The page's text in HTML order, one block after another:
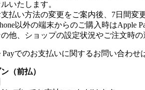
いたします。
支払い方法の変更をご案内後、7日間変
以外の端末からのご購入時はApple
他、ショップの設定状況やご注文時
でのお支払いに関するお問い合わせ
（前払）